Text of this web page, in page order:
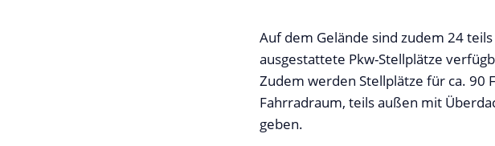
Auf dem Gelände sind zudem 24
ausgestattete Pkw-Stellplätze
Zudem werden Stellplätze für ca. 90
Fahrradraum, teils außen mit
geben.